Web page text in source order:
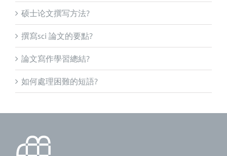
硕士论文撰写方法?
撰寫sci 論文的要點?
論文寫作學習總結?
如何處理困難的短語?